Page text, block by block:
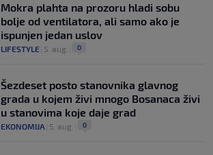
Mokra plahta na prozoru hladi sobu
bolje od ventilatora, ali samo ako je
ispunjen jedan uslov
LIFESTYLE 5. aug. 0
Šezdeset posto stanovnika glavnog
grada u kojem živi mnogo Bosanaca živi
u stanovima koje daje grad
EKONOMIJA 5. aug. 0